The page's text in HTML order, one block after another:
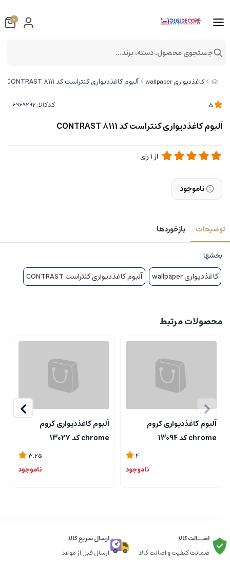
کاغذدیواری wallpaper آلبوم کاغذدیواری کنتراست کد 8111 CONTRAST
کدکالا:
آلبوم کاغذدیواری کنتراست کد 8111 CONTRAST
از 1رای
ناموجود
توضیحات بازخوردها
بخشها :
کاغذدیواری wallpaper
آلبوم کاغذدیواری کنتراست CONTRAST
محصولات مرتبط
آلبوم کاغذدیواری کروم
chrome کد 13094
4
ناموجود
آلبوم کاغذدیواری کروم
chrome کد 13027
3.25
ناموجود
اصــالت کالا
ضمانت کیفیت و اصالت کالا
ارسال سریع کالا
ارسال قبل از موعد
0
جستجوی محصول، دسته، برند...